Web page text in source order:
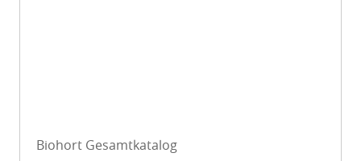
Biohort Gesamtkatalog